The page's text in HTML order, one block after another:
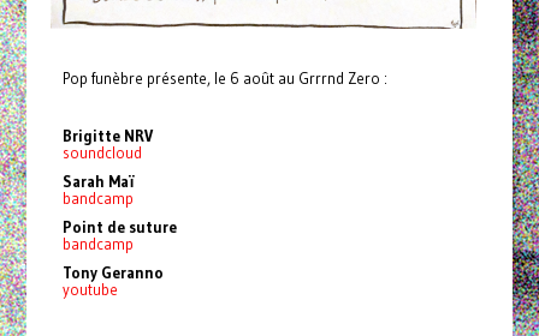
Pop funèbre présente, le 6 août au Grrrnd Zero :
Brigitte NRV
soundcloud
Sarah Maï
bandcamp
Point de suture
bandcamp
Tony Geranno
youtube